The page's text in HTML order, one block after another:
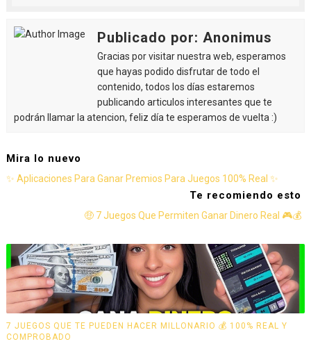
Publicado por: Anonimus
Gracias por visitar nuestra web, esperamos
que hayas podido disfrutar de todo el
contenido, todos los días estaremos
publicando articulos interesantes que te
podrán llamar la atencion, feliz día te esperamos de vuelta :)
Mira lo nuevo
✨ Aplicaciones Para Ganar Premios Para Juegos 100% Real ✨
Te recomiendo esto
🤑 7 Juegos Que Permiten Ganar Dinero Real 🎮💰
7 JUEGOS QUE TE PUEDEN HACER MILLONARIO 💰 100% REAL Y
COMPROBADO